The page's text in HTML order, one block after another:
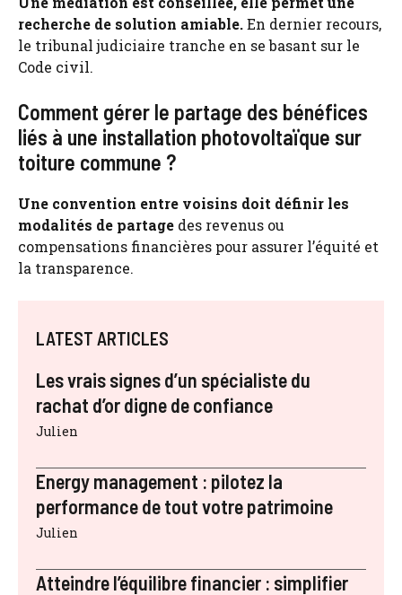
recherche de solution amiable.En dernier recours,
le tribunal judiciaire tranche en se basant sur le
Code civil.
Comment gérer le partage des bénéfices
liés à une installation photovoltaïque sur
toiture commune ?
Une convention entre voisins doit définir les
modalités de partage des revenus ou
compensations financières pour assurer l’équité et
la transparence.
LATEST ARTICLES
Les vrais signes d’un spécialiste du
rachat d’or digne de confiance
Julien
Energy management : pilotez la
performance de tout votre patrimoine
Julien
Atteindre l’équilibre financier : simplifier